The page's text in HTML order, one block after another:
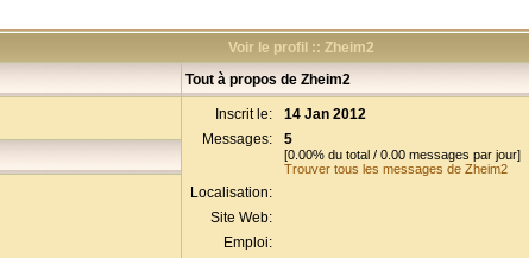
Voir le profil :: Zheim2
Tout à propos de Zheim2
Inscrit le:
14 Jan 2012
Messages:
5
[0.00% du total / 0.00 messages par jour]
Trouver tous les messages de Zheim2
Localisation:
Site Web:
Emploi: